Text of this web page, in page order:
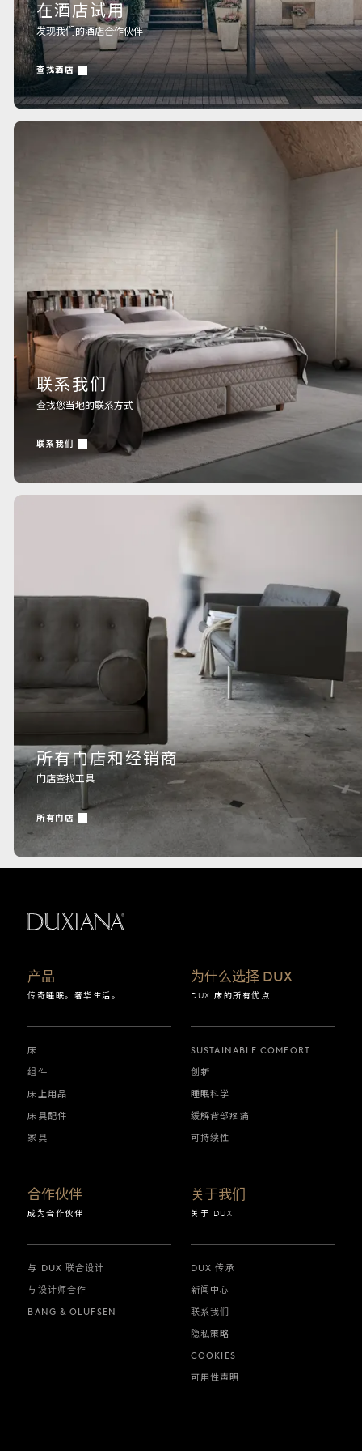
在酒店试用
发现我们的酒店合作伙伴
查找酒店
联系我们
查找您当地的联系方式
联系我们
所有门店和经销商
门店查找工具
所有门店
产品
传奇睡眠。奢华生活。
床
组件
床上用品
床具配件
家具
为什么选择 DUX
DUX 床的所有优点
SUSTAINABLE COMFORT
创新
睡眠科学
缓解背部疼痛
可持续性
合作伙伴
成为合作伙伴
与 DUX 联合设计
与设计师合作
BANG & OLUFSEN
关于我们
关于 DUX
DUX 传承
新闻中心
联系我们
隐私策略
COOKIES
可用性声明